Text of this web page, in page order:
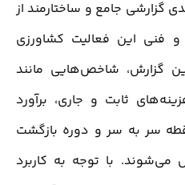
جامع و ساختارمند از
و فنی این فعالیت کشاورزی
گزارش، شاخص‌هایی مانند
ثابت و جاری، برآورد
سر به سر و دوره بازگشت
می‌شوند. با توجه به کاربرد